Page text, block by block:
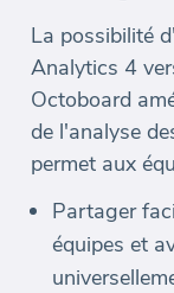
La possibilité
Analytics 4
Octoboard
de l'analyse
permet aux
Partager
équipes et